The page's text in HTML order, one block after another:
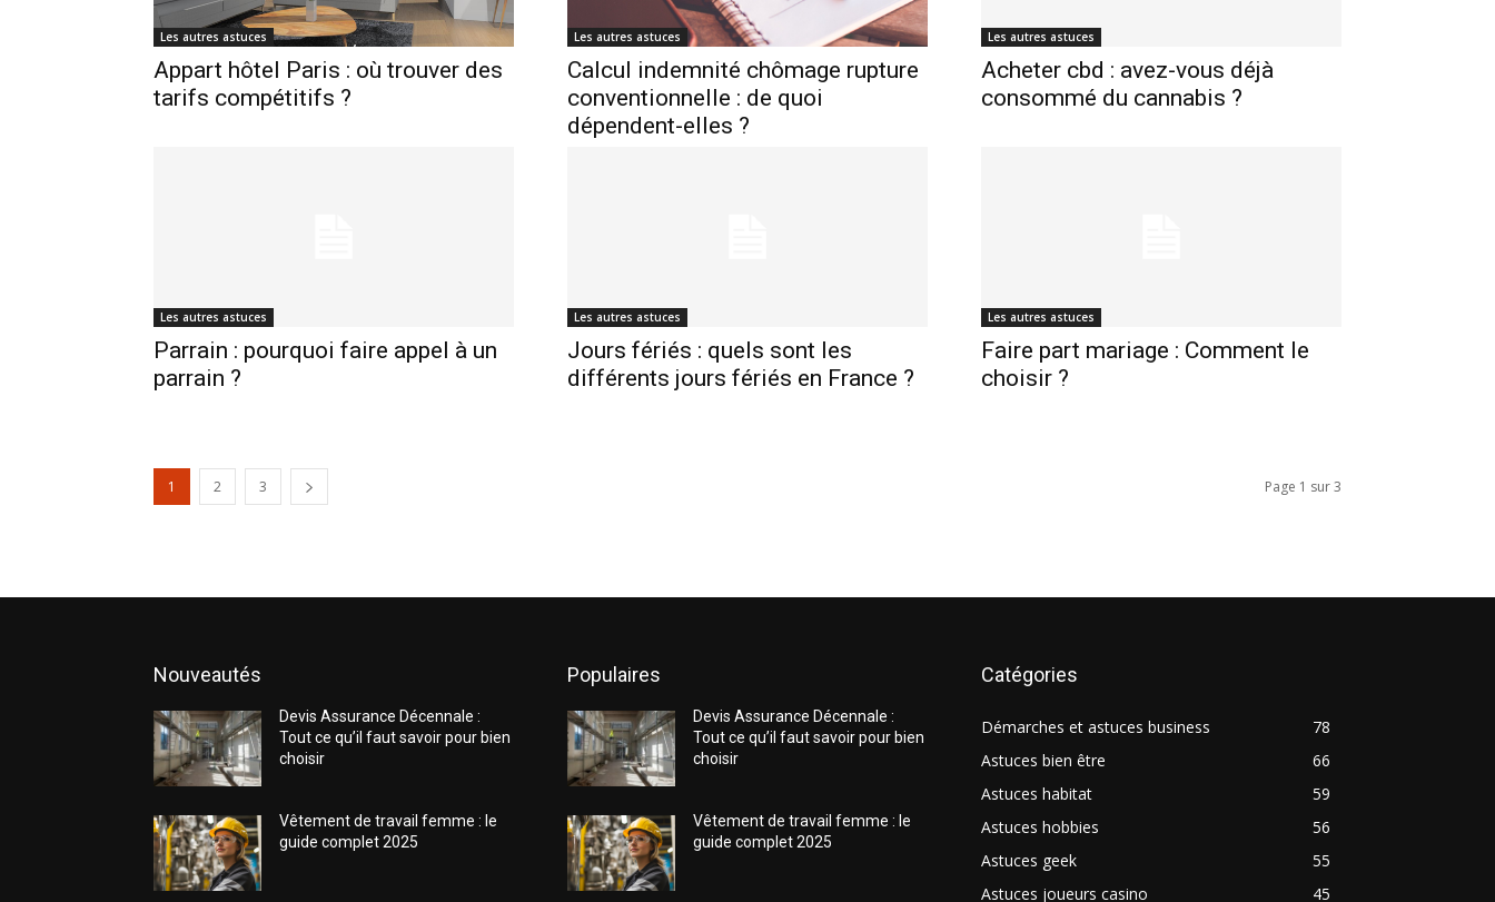
Les autres astuces
Appart hôtel Paris : où trouver des
tarifs compétitifs ?
Les autres astuces
Calcul indemnité chômage rupture
conventionnelle : de quoi
dépendent-elles ?
Les autres astuces
Acheter cbd : avez-vous déjà
consommé du cannabis ?
Les autres astuces
Parrain : pourquoi faire appel à un
parrain ?
Les autres astuces
Jours fériés : quels sont les
différents jours fériés en France ?
Les autres astuces
Faire part mariage : Comment le
choisir ?
1 2 3 Page 1 sur 3
Nouveautés
Devis Assurance Décennale :
Tout ce qu’il faut savoir pour bien
choisir
Vêtement de travail femme : le
guide complet 2025
Populaires
Devis Assurance Décennale :
Tout ce qu’il faut savoir pour bien
choisir
Vêtement de travail femme : le
guide complet 2025
Catégories
Démarches et astuces business
78
Astuces bien être
66
Astuces habitat
59
Astuces hobbies
56
Astuces geek
55
Astuces joueurs casino
45